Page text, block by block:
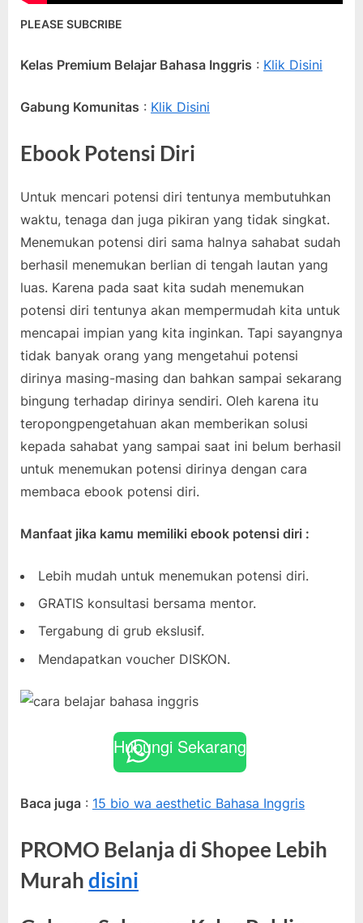
PLEASE SUBCRIBE
Kelas Premium Belajar Bahasa Inggris : Klik Disini
Gabung Komunitas : Klik Disini
Ebook Potensi Diri
Untuk mencari potensi diri tentunya membutuhkan
waktu, tenaga dan juga pikiran yang tidak singkat.
Menemukan potensi diri sama halnya sahabat sudah
berhasil menemukan berlian di tengah lautan yang
luas. Karena pada saat kita sudah menemukan
potensi diri tentunya akan mempermudah kita untuk
mencapai impian yang kita inginkan. Tapi sayangnya
tidak banyak orang yang mengetahui potensi
dirinya masing-masing dan bahkan sampai sekarang
bingung terhadap dirinya sendiri. Oleh karena itu
teropongpengetahuan akan memberikan solusi
kepada sahabat yang sampai saat ini belum berhasil
untuk menemukan potensi dirinya dengan cara
membaca ebook potensi diri.
Manfaat jika kamu memiliki ebook potensi diri :
Lebih mudah untuk menemukan potensi diri.
GRATIS konsultasi bersama mentor.
Tergabung di grub ekslusif.
Mendapatkan voucher DISKON.
Hubungi Sekarang
Baca juga : 15 bio wa aesthetic Bahasa Inggris
PROMO Belanja di Shopee Lebih
Murahdisini